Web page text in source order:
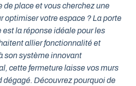
de place et vous cherchez une
optimiser votre espace ? La porte
la réponse idéale pour les
allier fonctionnalité et
son système innovant
cette fermeture laisse vos murs
dégagé. Découvrez pourquoi de